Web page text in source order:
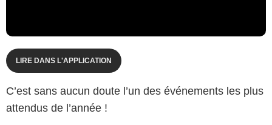
LIRE DANS L'APPLICATION
C’est sans aucun doute l’un des événements les plus
attendus de l’année !